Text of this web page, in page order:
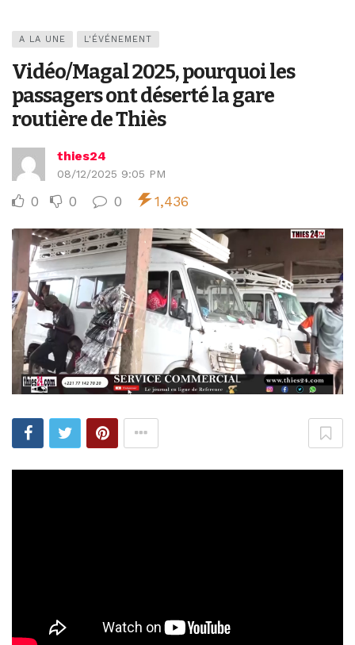
A LA UNE L'ÉVÉNEMENT
Vidéo/Magal 2025, pourquoi les
passagers ont déserté la gare
routière de Thiès
thies24
08/12/2025 9:05 PM
0 0 0 1,436